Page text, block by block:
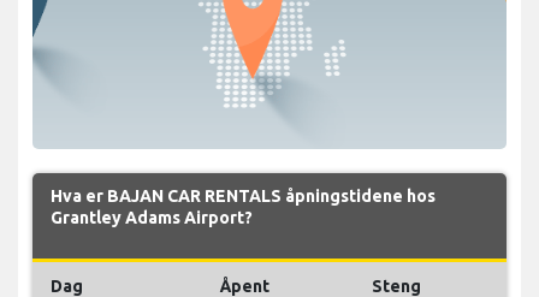
Hva er BAJAN CAR RENTALS åpningstidene hos
Grantley Adams Airport?
Dag Åpent Steng